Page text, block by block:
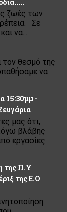
ζωές των
Σε
να...
τον θεσμό της
να
15:30μμ -
μας ότι,
βλάβης
εργασίες
της Π.Υ
της Ε.Ο